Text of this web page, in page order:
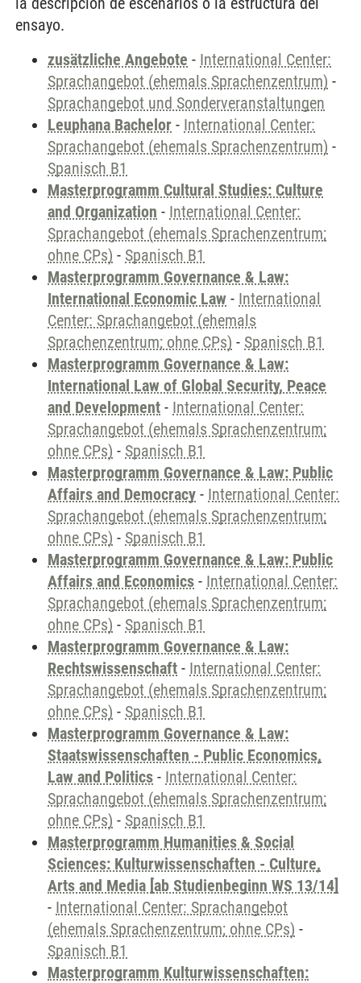
ensayo.
zusätzliche Angebote - International Center:
Sprachangebot (ehemals Sprachenzentrum) -
Sprachangebot und Sonderveranstaltungen
Leuphana Bachelor - International Center:
Sprachangebot (ehemals Sprachenzentrum) -
Spanisch B1
Masterprogramm Cultural Studies: Culture
and Organization - International Center:
Sprachangebot (ehemals Sprachenzentrum;
ohne CPs) - Spanisch B1
Masterprogramm Governance & Law:
International Economic Law - International
Center: Sprachangebot (ehemals
Sprachenzentrum; ohne CPs) - Spanisch B1
Masterprogramm Governance & Law:
International Law of Global Security, Peace
and Development - International Center:
Sprachangebot (ehemals Sprachenzentrum;
ohne CPs) - Spanisch B1
Masterprogramm Governance & Law: Public
Affairs and Democracy - International Center:
Sprachangebot (ehemals Sprachenzentrum;
ohne CPs) - Spanisch B1
Masterprogramm Governance & Law: Public
Affairs and Economics - International Center:
Sprachangebot (ehemals Sprachenzentrum;
ohne CPs) - Spanisch B1
Masterprogramm Governance & Law:
Rechtswissenschaft - International Center:
Sprachangebot (ehemals Sprachenzentrum;
ohne CPs) - Spanisch B1
Masterprogramm Governance & Law:
Staatswissenschaften - Public Economics,
Law and Politics - International Center:
Sprachangebot (ehemals Sprachenzentrum;
ohne CPs) - Spanisch B1
Masterprogramm Humanities & Social
Sciences: Kulturwissenschaften - Culture,
Arts and Media [ab Studienbeginn WS 13/14]
- International Center: Sprachangebot
(ehemals Sprachenzentrum; ohne CPs) -
Spanisch B1
Masterprogramm Kulturwissenschaften: